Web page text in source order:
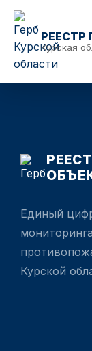
Курская
Единый
Курской